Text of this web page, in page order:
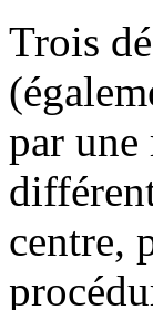
Trois
par une
centre,